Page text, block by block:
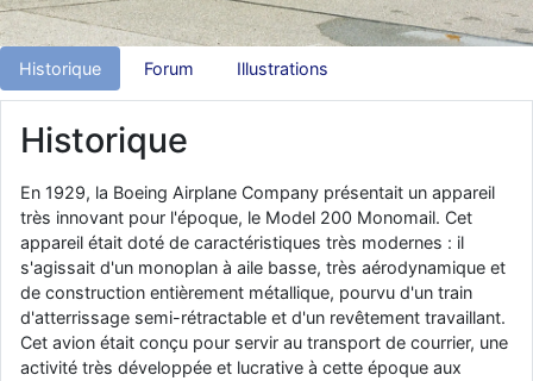
d9pouces : Joyeux Noël à tous !
d9pouces: mais tu peux tenter l'un des rares lycées militaires
comme le Prytanée dans la Sarthe, ça ne peut pas faire de mal !
d9pouces : C'est plutôt après le lycée, voire après une prépa
scientifique, tu as donc encore un peu de temps devant toi
yaellerigolow: bonjour a tous je suis un élève de première
passionnée par l'aviation militaire , pourrais je savoir que faire après
le lycée pour s'orienter et pouvoir devenir officier de l'armée de l'air?
d9pouces: lesquels, par exemple ?
mahmoud
: bonsoir, très instructif ce site .mais nous aimerions avoir
les photo des anciens appareils de l'armée de l'air de la haute -volta
d9pouces: Ça me casse quand même bien les pieds, j’avoue
Historique Forum Illustrations
Historique
En 1929, la Boeing Airplane Company présentait un appareil
très innovant pour l'époque, le Model 200 Monomail. Cet
appareil était doté de caractéristiques très modernes : il
s'agissait d'un monoplan à aile basse, très aérodynamique et
de construction entièrement métallique, pourvu d'un train
d'atterrissage semi-rétractable et d'un revêtement travaillant.
Cet avion était conçu pour servir au transport de courrier, une
activité très développée et lucrative à cette époque aux